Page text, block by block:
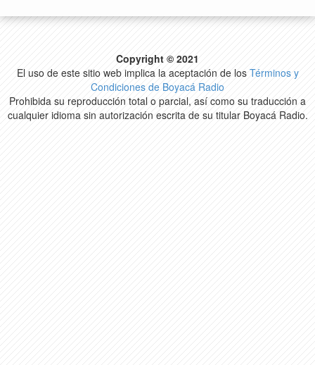
Copyright © 2021
El uso de este sitio web implica la aceptación de los Términos y
Condiciones de Boyacá Radio
Prohibida su reproducción total o parcial, así como su traducción a
cualquier idioma sin autorización escrita de su titular Boyacá Radio.